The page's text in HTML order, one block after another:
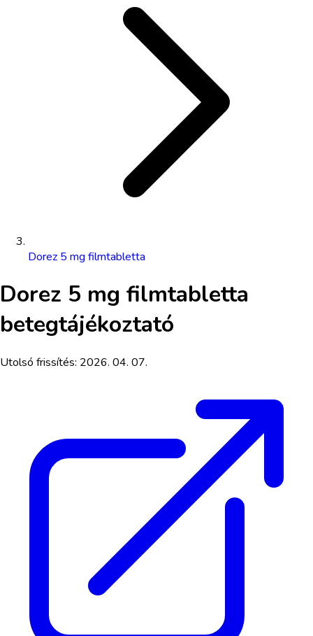
Dorez 5 mg filmtabletta
Dorez 5 mg filmtabletta
betegtájékoztató
Utolsó frissítés: 2026. 04. 07.